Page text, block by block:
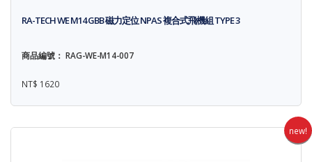
RA-TECH WE M14 GBB 磁力定位 NPAS 複合式飛機組 TYPE 3
商品編號： RAG-WE-M14-007
NT$ 1620
new!